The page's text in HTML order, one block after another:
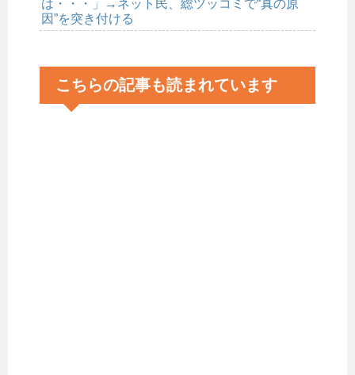
は・・・」→ネット民、総ツッコミで“真の原
因”を突き付ける
こちらの記事も読まれています